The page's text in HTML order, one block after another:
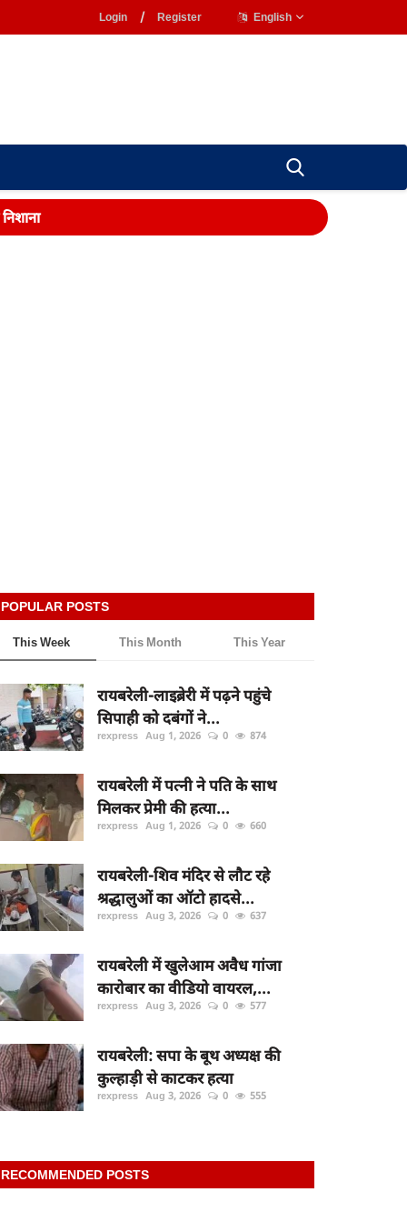
Login / Register English
POPULAR POSTS
This Week This Month This Year
रायबरेली-लाइब्रेरी में पढ़ने पहुंचे
सिपाही को दबंगों ने...
rexpress Aug 1, 2026 0 874
रायबरेली में पत्नी ने पति के साथ
मिलकर प्रेमी की हत्या...
rexpress Aug 1, 2026 0 660
रायबरेली-शिव मंदिर से लौट रहे
श्रद्धालुओं का ऑटो हादसे...
rexpress Aug 3, 2026 0 637
रायबरेली में खुलेआम अवैध गांजा
कारोबार का वीडियो वायरल,...
rexpress Aug 3, 2026 0 577
रायबरेली: सपा के बूथ अध्यक्ष की
कुल्हाड़ी से काटकर हत्या
rexpress Aug 3, 2026 0 555
RECOMMENDED POSTS